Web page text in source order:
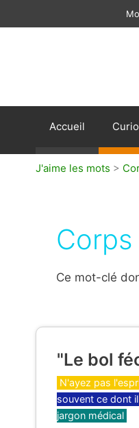
Accueil
J'aime les mots >
Ce mot-clé
"Le bol
Catégories
N'ayez pas
souvent ce dont
jargon médical